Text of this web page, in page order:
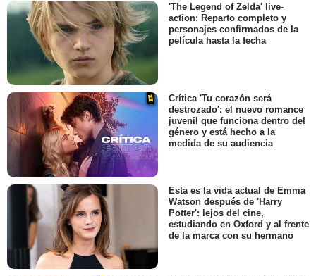
'The Legend of Zelda' live-
action: Reparto completo y
personajes confirmados de la
película hasta la fecha
Crítica 'Tu corazón será
destrozado': el nuevo romance
juvenil que funciona dentro del
género y está hecho a la
medida de su audiencia
Esta es la vida actual de Emma
Watson después de 'Harry
Potter': lejos del cine,
estudiando en Oxford y al frente
de la marca con su hermano